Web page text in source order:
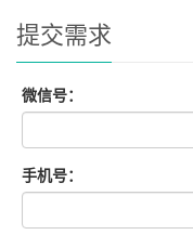
提交需求
微信号：
手机号：